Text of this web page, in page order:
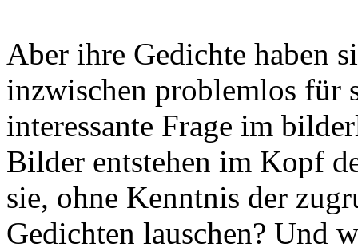
Aber ihre Gedichte haben
inzwischen problemlos für
interessante Frage im
Bilder entstehen im Kopf
sie, ohne Kenntnis der
Gedichten lauschen? Und